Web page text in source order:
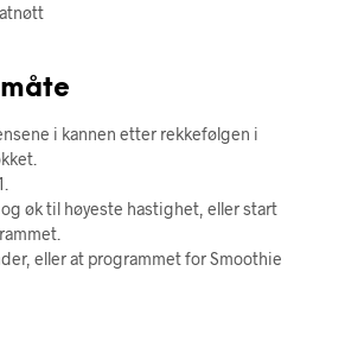
i kannen etter rekkefølgen i
øk til høyeste hastighet, eller start
eller at programmet for Smoothie